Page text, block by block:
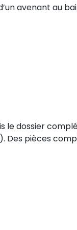
avenant au
le dossier
Des pièces